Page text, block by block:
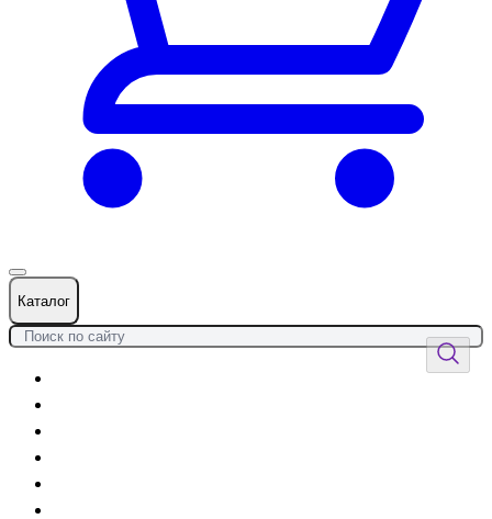
Каталог